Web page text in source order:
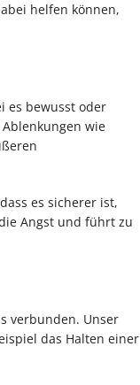
helfen können,
es bewusst oder
wie
es sicherer ist,
Angst und führt zu
verbunden. Unser
das Halten einer